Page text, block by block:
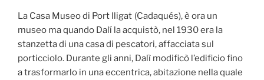
La Casa Museo di Port lligat (Cadaqués), è ora un
museo ma quando Dalí la acquistò, nel 1930 era la
stanzetta di una casa di pescatori, affacciata sul
porticciolo. Durante gli anni, Dalì modificò l’edificio fino
a trasformarlo in una eccentrica, abitazione nella quale